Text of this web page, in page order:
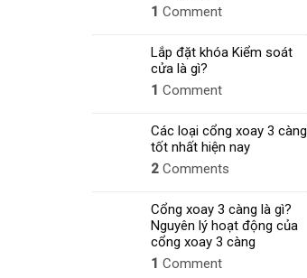
1 Comment
Lắp đặt khóa Kiểm soát
cửa là gì?
1 Comment
Các loại cổng xoay 3 càng
tốt nhất hiện nay
2 Comments
Cổng xoay 3 càng là gì?
Nguyên lý hoạt động của
cổng xoay 3 càng
1 Comment